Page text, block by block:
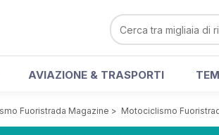
AVIAZIONE & TRASPORTI
Fuoristrada Magazine > Motociclismo